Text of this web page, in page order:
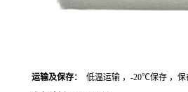
运输及保存：
低温运输 ，-20℃保存 ，保